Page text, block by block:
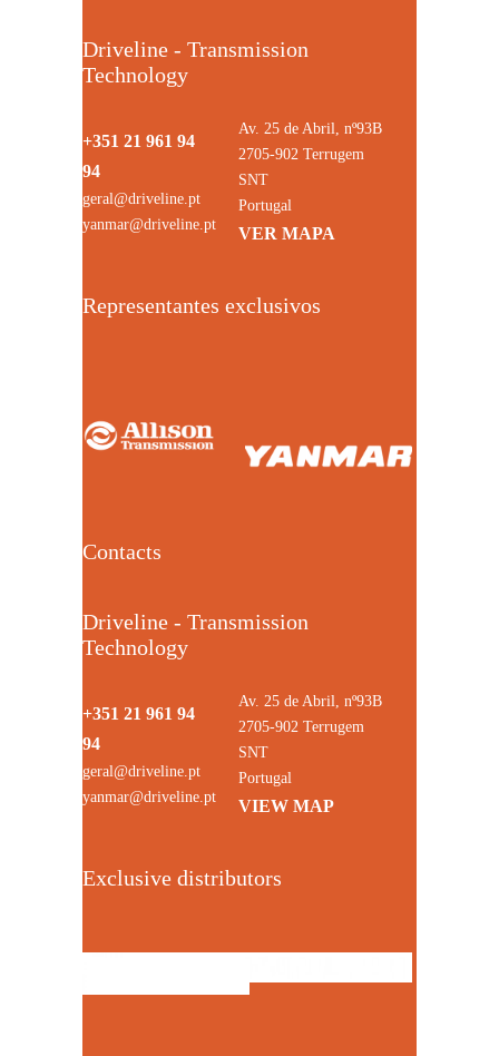
Driveline - Transmission
Technology
+351 21 961 94
94
geral@driveline.pt
yanmar@driveline.pt
Av. 25 de Abril, nº93B
2705-902 Terrugem
SNT
Portugal
VER MAPA
Representantes exclusivos
Contacts
Driveline - Transmission
Technology
+351 21 961 94
94
geral@driveline.pt
yanmar@driveline.pt
Av. 25 de Abril, nº93B
2705-902 Terrugem
SNT
Portugal
VIEW MAP
Exclusive distributors